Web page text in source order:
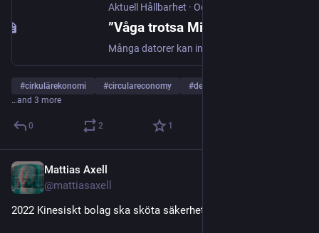
Aktuell Hållbarhet · Oct 15, 2025
#cirkulärekonomi #circulareconomy #deviceneutrality
…and 3 more
0 2 1
Mattias Axell
@mattiasaxell
2022 Kinesiskt bolag ska sköta säkerhetskontroll på Arlanda